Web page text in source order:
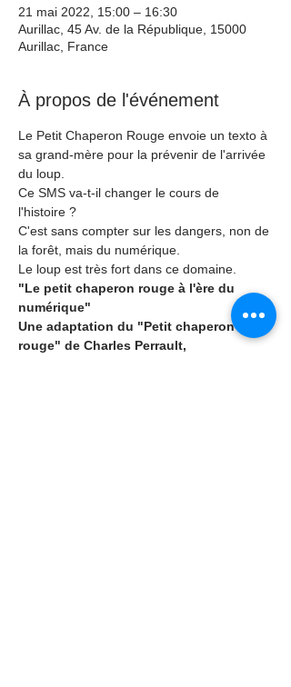
21 mai 2022, 15:00 – 16:30
Aurillac, 45 Av. de la République, 15000
Aurillac, France
À propos de l'événement
Le Petit Chaperon Rouge envoie un texto à
sa grand-mère pour la prévenir de l'arrivée
du loup.
Ce SMS va-t-il changer le cours de
l'histoire ?
C'est sans compter sur les dangers, non de
la forêt, mais du numérique.
Le loup est très fort dans ce domaine.
"Le petit chaperon rouge à l'ère du
numérique"
Une adaptation du "Petit chaperon
rouge" de Charles Perrault,